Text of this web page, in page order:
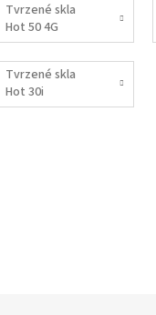
Tvrzené skla
Hot 50 4G
Tvrzené skla
Hot 30i